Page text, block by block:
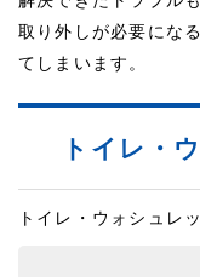
取り外しが必要にな
てしまいます。
トイレ・
トイレ・ウォシュレ